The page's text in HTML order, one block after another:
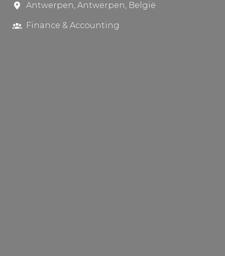
Antwerpen, Antwerpen, België
Finance & Accounting